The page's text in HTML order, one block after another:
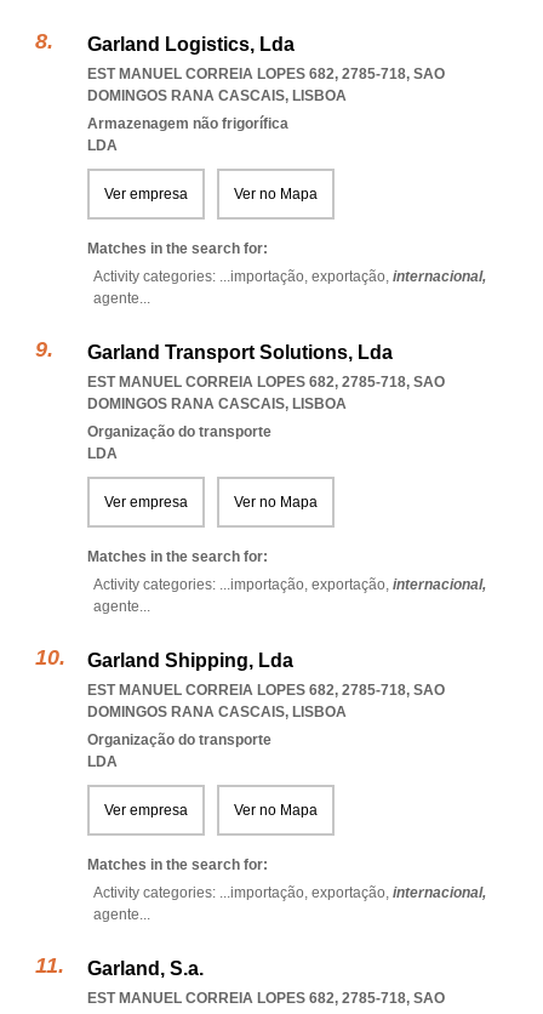
Garland Logistics, Lda
EST MANUEL CORREIA LOPES 682, 2785-718, SAO
DOMINGOS RANA CASCAIS, LISBOA
Armazenagem não frigorífica
LDA
Ver empresa Ver no Mapa
Matches in the search for:
Activity categories: ...importação, exportação, internacional,
agente...
Garland Transport Solutions, Lda
EST MANUEL CORREIA LOPES 682, 2785-718, SAO
DOMINGOS RANA CASCAIS, LISBOA
Organização do transporte
LDA
Ver empresa Ver no Mapa
Matches in the search for:
Activity categories: ...importação, exportação, internacional,
agente...
Garland Shipping, Lda
EST MANUEL CORREIA LOPES 682, 2785-718, SAO
DOMINGOS RANA CASCAIS, LISBOA
Organização do transporte
LDA
Ver empresa Ver no Mapa
Matches in the search for:
Activity categories: ...importação, exportação, internacional,
agente...
Garland, S.a.
EST MANUEL CORREIA LOPES 682, 2785-718, SAO